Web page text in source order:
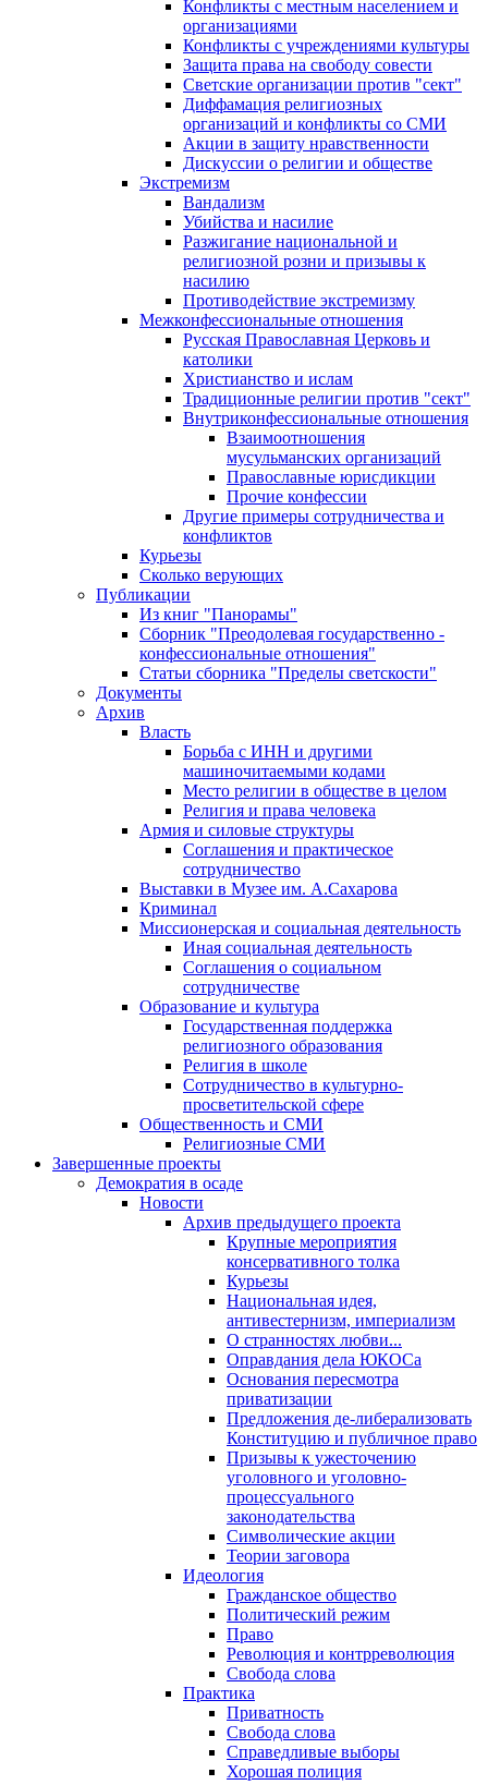
Конфликты с местным населением и
организациями
Конфликты с учреждениями культуры
Защита права на свободу совести
Светские организации против "сект"
Диффамация религиозных
организаций и конфликты со СМИ
Акции в защиту нравственности
Дискуссии о религии и обществе
Экстремизм
Вандализм
Убийства и насилие
Разжигание национальной и
религиозной розни и призывы к
насилию
Противодействие экстремизму
Межконфессиональные отношения
Русская Православная Церковь и
католики
Христианство и ислам
Традиционные религии против "сект"
Внутриконфессиональные отношения
Взаимоотношения
мусульманских организаций
Православные юрисдикции
Прочие конфессии
Другие примеры сотрудничества и
конфликтов
Курьезы
Сколько верующих
Публикации
Из книг "Панорамы"
Сборник "Преодолевая государственно -
конфессиональные отношения"
Статьи сборника "Пределы светскости"
Документы
Архив
Власть
Борьба с ИНН и другими
машиночитаемыми кодами
Место религии в обществе в целом
Религия и права человека
Армия и силовые структуры
Соглашения и практическое
сотрудничество
Выставки в Музее им. А.Сахарова
Криминал
Миссионерская и социальная деятельность
Иная социальная деятельность
Соглашения о социальном
сотрудничестве
Образование и культура
Государственная поддержка
религиозного образования
Религия в школе
Сотрудничество в культурно-
просветительской сфере
Общественность и СМИ
Религиозные СМИ
Завершенные проекты
Демократия в осаде
Новости
Архив предыдущего проекта
Крупные мероприятия
консервативного толка
Курьезы
Национальная идея,
антивестернизм, империализм
О странностях любви...
Оправдания дела ЮКОСа
Основания пересмотра
приватизации
Предложения де-либерализовать
Конституцию и публичное право
Призывы к ужесточению
уголовного и уголовно-
процессуального
законодательства
Символические акции
Теории заговора
Идеология
Гражданское общество
Политический режим
Право
Революция и контрреволюция
Свобода слова
Практика
Приватность
Свобода слова
Справедливые выборы
Хорошая полиция